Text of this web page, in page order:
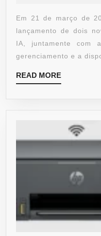
Em 21 de março de
lançamento de dois
IA, juntamente com
gerenciamento e a
READ MORE